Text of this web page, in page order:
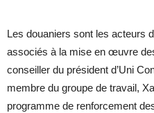
Les douaniers sont les acteurs
associés à la mise en œuvre
conseiller du président d’Uni
membre du groupe de travail,
programme de renforcement